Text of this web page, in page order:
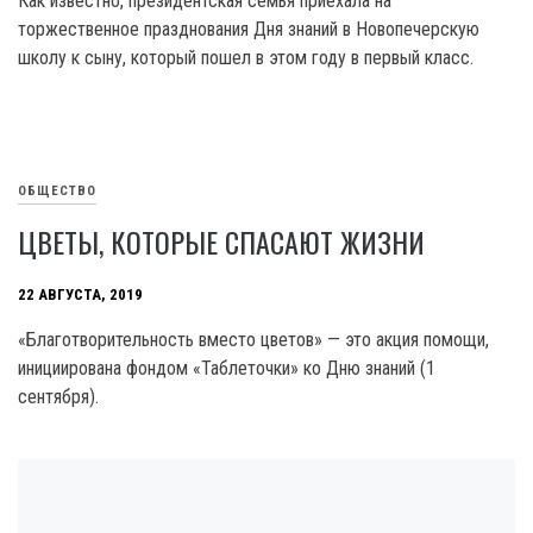
торжественное празднования Дня знаний в Новопечерскую
школу к сыну, который пошел в этом году в первый класс.
ОБЩЕСТВО
ЦВЕТЫ, КОТОРЫЕ СПАСАЮТ ЖИЗНИ
22 АВГУСТА, 2019
«Благотворительность вместо цветов» — это акция помощи,
инициирована фондом «Таблеточки» ко Дню знаний (1
сентября).